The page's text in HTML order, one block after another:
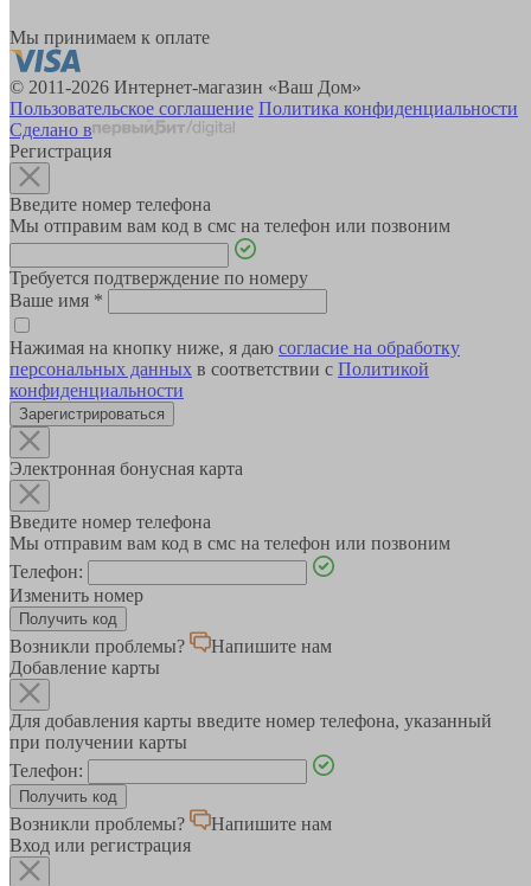
Мы принимаем к оплате
© 2011-2026 Интернет-магазин «Ваш Дом»
Пользовательское соглашение Политика конфиденциальности
Сделано в
Регистрация
Введите номер телефона
Мы отправим вам код в смс на телефон или позвоним
Требуется подтверждение по номеру
Ваше имя *
Нажимая на кнопку ниже, я даю согласие на обработку
персональных данных в соответствии с Политикой
конфиденциальности
Зарегистрироваться
Электронная бонусная карта
Введите номер телефона
Мы отправим вам код в смс на телефон или позвоним
Телефон:
Изменить номер
Возникли проблемы?
Напишите нам
Добавление карты
Для добавления карты введите номер телефона, указанный
при получении карты
Телефон:
Возникли проблемы?
Напишите нам
Вход или регистрация